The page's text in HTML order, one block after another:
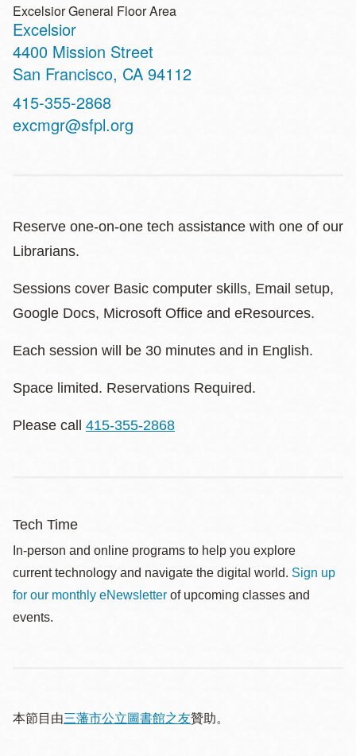
Excelsior General Floor Area
Excelsior
Address
4400 Mission Street
San Francisco, CA 94112
Contact
Telephone
415-355-2868
excmgr@sfpl.org
Reserve one-on-one tech assistance with one of our
Librarians.
Sessions cover Basic computer skills, Email setup,
Google Docs, Microsoft Office and eResources.
Each session will be 30 minutes and in English.
Space limited. Reservations Required.
Please call 415-355-2868
Tech Time
In-person and online programs to help you explore
current technology and navigate the digital world. Sign up
for our monthly eNewsletter of upcoming classes and
events.
本節目由三藩市公立圖書館之友贊助。